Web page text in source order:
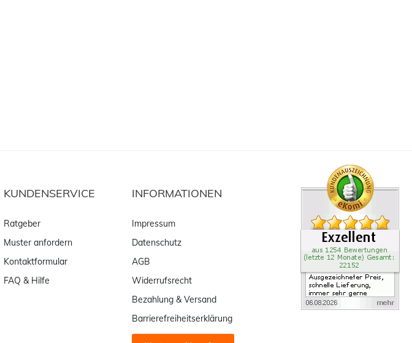
KUNDENSERVICE
Ratgeber
Muster anfordern
Kontaktformular
FAQ & Hilfe
INFORMATIONEN
Impressum
Datenschutz
AGB
Widerrufsrecht
Bezahlung & Versand
Barrierefreiheitserklärung